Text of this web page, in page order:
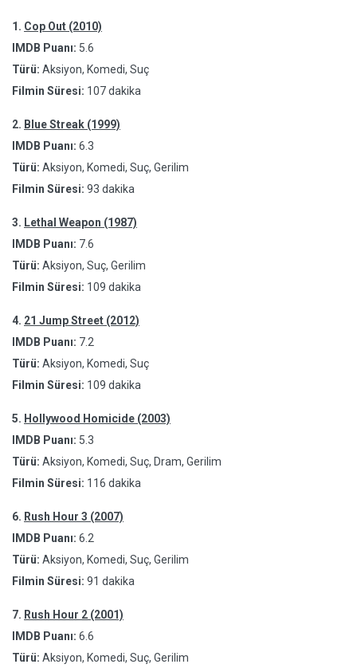
1. Cop Out (2010)
IMDB Puanı: 5.6
Türü: Aksiyon, Komedi, Suç
Filmin Süresi: 107 dakika
2. Blue Streak (1999)
IMDB Puanı: 6.3
Türü: Aksiyon, Komedi, Suç, Gerilim
Filmin Süresi: 93 dakika
3. Lethal Weapon (1987)
IMDB Puanı: 7.6
Türü: Aksiyon, Suç, Gerilim
Filmin Süresi: 109 dakika
4. 21 Jump Street (2012)
IMDB Puanı: 7.2
Türü: Aksiyon, Komedi, Suç
Filmin Süresi: 109 dakika
5. Hollywood Homicide (2003)
IMDB Puanı: 5.3
Türü: Aksiyon, Komedi, Suç, Dram, Gerilim
Filmin Süresi: 116 dakika
6. Rush Hour 3 (2007)
IMDB Puanı: 6.2
Türü: Aksiyon, Komedi, Suç, Gerilim
Filmin Süresi: 91 dakika
7. Rush Hour 2 (2001)
IMDB Puanı: 6.6
Türü: Aksiyon, Komedi, Suç, Gerilim